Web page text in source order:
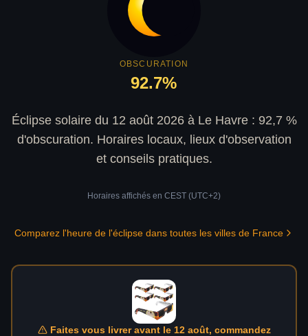
OBSCURATION
92.7%
Éclipse solaire du 12 août 2026 à Le Havre : 92,7 %
d'obscuration. Horaires locaux, lieux d'observation
et conseils pratiques.
Horaires affichés en CEST (UTC+2)
Comparez l'heure de l'éclipse dans toutes les villes de France
Faites vous livrer avant le 12 août, commandez